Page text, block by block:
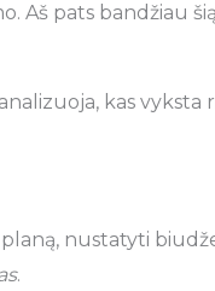
pats bandžiau
kas vyksta
nustatyti
.